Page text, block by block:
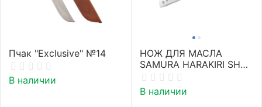
Пчак "Exclusive" №14
В наличии
НОЖ ДЛЯ МАСЛА
SAMURA HARAKIRI SHR-
0045W/Y (БЕЛАЯ
РУКОЯТЬ)
В наличии